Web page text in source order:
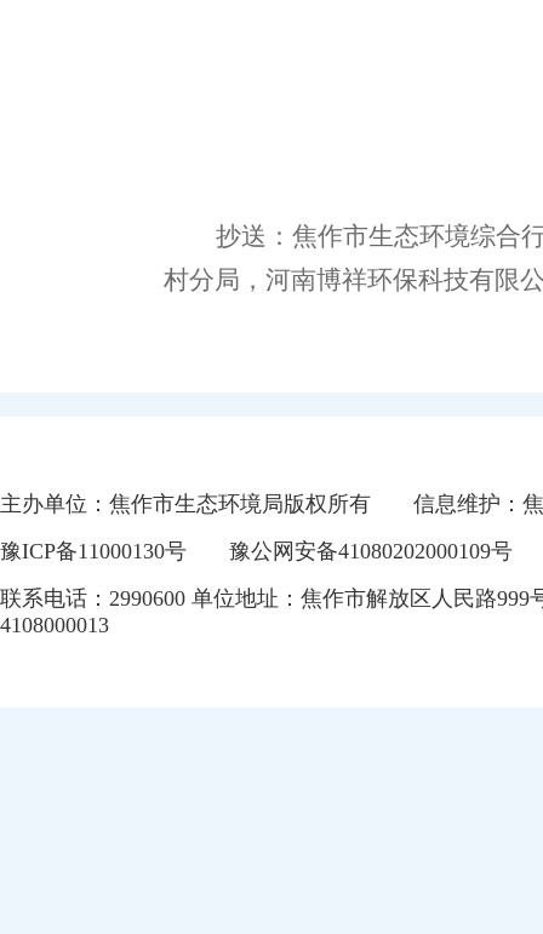
抄送：焦作市生态环境综合
村分局 ， 河南博祥环保科技有限
主办单位：焦作市生态环境局版权所有
信息维护：
豫ICP备11000130号
豫公网安备41080202000109号
联系电话：2990600 单位地址：焦作市解放区人民路999
4108000013